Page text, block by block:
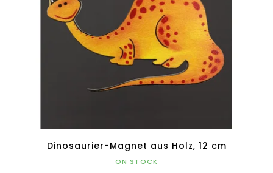
Dinosaurier-Magnet aus Holz, 12 cm
ON STOCK